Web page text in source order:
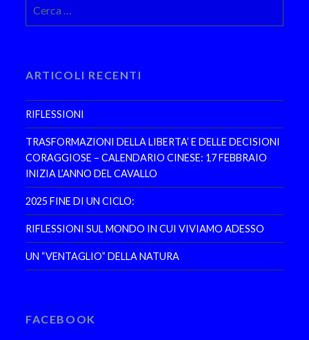
per:
ARTICOLI RECENTI
RIFLESSIONI
TRASFORMAZIONI DELLA LIBERTA’ E DELLE DECISIONI
CORAGGIOSE – CALENDARIO CINESE: 17 FEBBRAIO
INIZIA L’ANNO DEL CAVALLO
2025 FINE DI UN CICLO:
RIFLESSIONI SUL MONDO IN CUI VIVIAMO ADESSO
UN “VENTAGLIO” DELLA NATURA
FACEBOOK